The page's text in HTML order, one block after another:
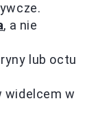
, a nie
lub octu
widelcem w